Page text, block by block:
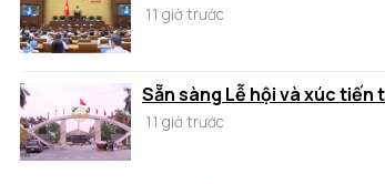
11 giờ trước
Sẵn sàng Lễ hội và xúc tiến
11 giờ trước